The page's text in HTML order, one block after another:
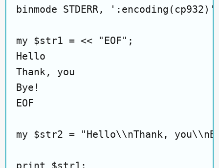
binmode STDERR,
my $str1 = << "EOF";
Hello
Thank, you
Bye!
EOF
my $str2 = "Hello\\nThank,
print $str1;